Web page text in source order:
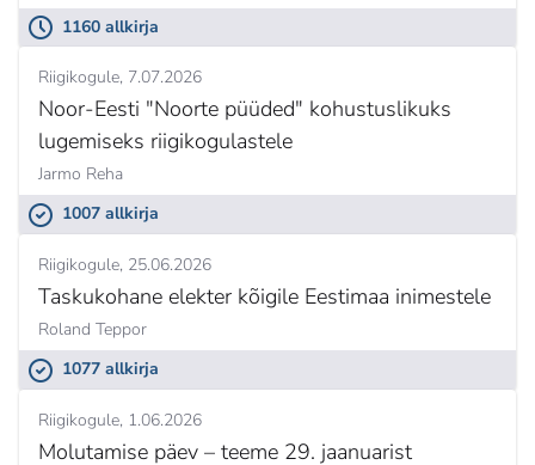
1160 allkirja
Riigikogule 7.07.2026
Noor-Eesti "Noorte püüded" kohustuslikuks
lugemiseks riigikogulastele
Jarmo Reha
1007 allkirja
Riigikogule 25.06.2026
Taskukohane elekter kõigile Eestimaa inimestele
Roland Teppor
1077 allkirja
Riigikogule 1.06.2026
Molutamise päev – teeme 29. jaanuarist